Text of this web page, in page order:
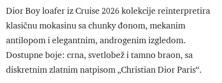
Dior Boy loafer iz Cruise 2026 kolekcije reinterpretira
klasičnu mokasinu sa chunky đonom, mekanim
antilopom i elegantnim, androgenim izgledom.
Dostupne boje: crna, svetlobež i tamno braon, sa
diskretnim zlatnim natpisom „Christian Dior Paris“.